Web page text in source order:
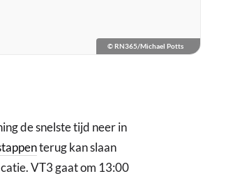
© RN365/Michael Potts
de snelste tijd neer in
terug kan slaan
VT3 gaat om 13:00